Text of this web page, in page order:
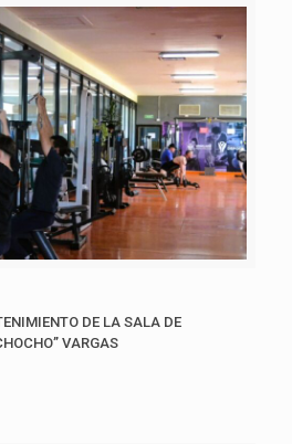
DE LA SALA DE
VARGAS